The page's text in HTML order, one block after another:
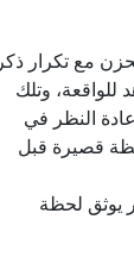
مع تكرار ذكر
وتلك
النظر في
قصيرة قبل
يوثق لحظة